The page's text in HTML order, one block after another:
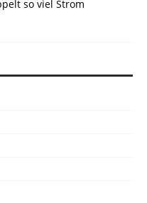
so viel Strom